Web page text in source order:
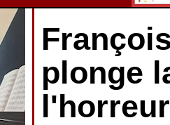
plonge